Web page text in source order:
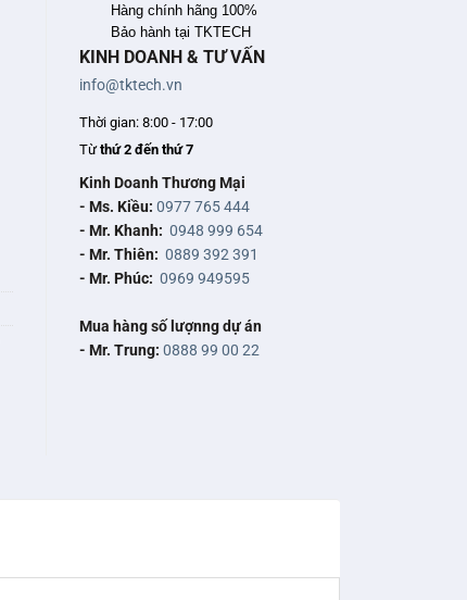
Hàng chính hãng 100%
Bảo hành tại TKTECH
KINH DOANH & TƯ VẤN
info@tktech.vn
Thời gian: 8:00 - 17:00
Từthứ 2 đến thứ 7
Kinh Doanh Thương Mại
- Ms. Kiều: 0977 765 444
- Mr. Khanh: 0948 999 654
- Mr. Thiên: 0889 392 391
- Mr. Phúc: 0969 949595
Mua hàng số lượnng dự án
- Mr. Trung: 0888 99 00 22